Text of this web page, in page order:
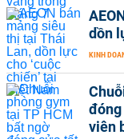
dồn
KINH
đóng
viên